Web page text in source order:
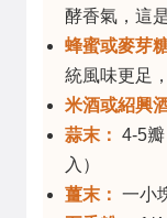
酵香氣，這
蜂蜜或麥芽
統風味更足
米酒或紹興
蒜末： 4-5
入）
薑末： 一小